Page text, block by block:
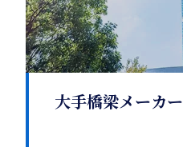
大手橋梁メーカー